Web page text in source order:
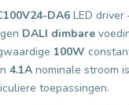
DA6 LED driver
DALI dimbare
100W
4.1A nominale stroom
toepassingen.